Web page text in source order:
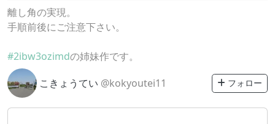
離し角の実現。
手順前後にご注意下さい。
#2ibw3ozimdの姉妹作です。
こきょうてい @kokyoutei11 フォロー